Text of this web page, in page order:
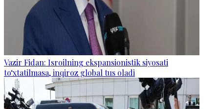
Vazir Fidan: Isroilning ekspansionistik siyosati
to‘xtatilmasa, inqiroz global tus oladi